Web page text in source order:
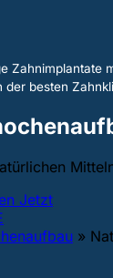
Zahnimplantate
besten
Jetzt
»